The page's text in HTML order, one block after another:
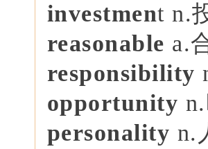
investment n.
reasonable a.
responsibility
opportunity
personality n.